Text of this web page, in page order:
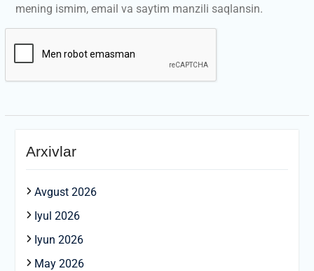
mening ismim, email va saytim manzili saqlansin.
Arxivlar
Avgust 2026
Iyul 2026
Iyun 2026
May 2026